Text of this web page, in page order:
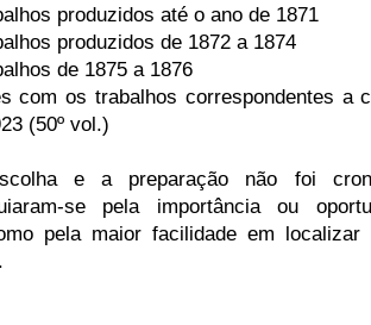
produzidos até o ano de 1871
produzidos de 1872 a 1874
de 1875 a 1876
com os trabalhos correspondentes a
(50º vol.)
e a preparação não foi
se pela importância ou
pela maior facilidade em